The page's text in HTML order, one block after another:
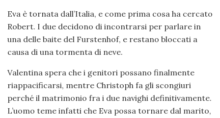
Eva è tornata dall’Italia, e come prima cosa ha cercato
Robert. I due decidono di incontrarsi per parlare in
una delle baite del Furstenhof, e restano bloccati a
causa di una tormenta di neve.
Valentina spera che i genitori possano finalmente
riappacificarsi, mentre Christoph fa gli scongiuri
perché il matrimonio fra i due navighi definitivamente.
L’uomo teme infatti che Eva possa tornare dal marito,